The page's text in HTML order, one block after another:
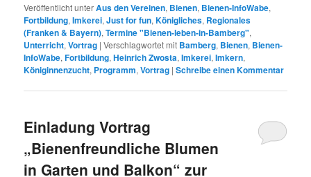
Veröffentlicht unterAus den Vereinen, Bienen, Bienen-InfoWabe,
Fortbildung,Imkerei,Just for fun,Königliches, Regionales
(Franken & Bayern),Termine "Bienen-leben-in-Bamberg",
Unterricht,Vortrag |Verschlagwortet mit Bamberg, Bienen, Bienen-
InfoWabe,Fortbildung,Heinrich Zwosta,Imkerei,Imkern,
Königinnenzucht, Programm,Vortrag |Schreibe einen Kommentar
Einladung Vortrag
„Bienenfreundliche Blumen
in Garten und Balkon“ zur